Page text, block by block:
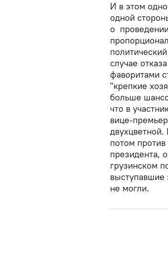
И в этом
одной
о
случае
фаворитами
"крепкие
больше
что в
вице-
потом
президента,
грузинском
выступавшие
не могли.